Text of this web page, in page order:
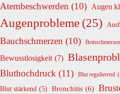
Atembeschwerden (10) Augen
Augenprobleme (25)
Bauchschmerzen (10) Beinschmerzen
Bewusstlosigkeit (7)
Bluthochdruck (11) Blut regulierend
Blut stärkend (5) Bronchitis (6)